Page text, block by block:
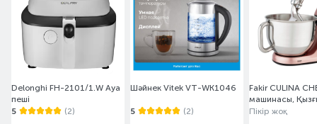
Delonghi FH-2101/1.W Ауа
пеші
5
(2)
Шәйнек Vitek VT-WK1046
5 (2)
Fakir CULINA
машинасы,
Пікір жоқ